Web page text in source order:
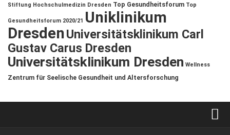
Stiftung Hochschulmedizin Dresden Top Gesundheitsforum Top
Gesundheitsforum 2020/21 Uniklinikum
DresdenUniversitätsklinikum Carl
Gustav Carus Dresden
Universitätsklinikum Dresden Wellness
Zentrum für Seelische Gesundheit und Altersforschung